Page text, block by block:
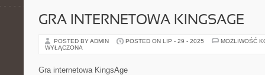
GRA INTERNETOWA KINGSAGE
POSTED BY ADMIN POSTED ON LIP - 29 - 2025
MOŻLIWOŚĆ
WYŁĄCZONA
Gra internetowa KingsAge